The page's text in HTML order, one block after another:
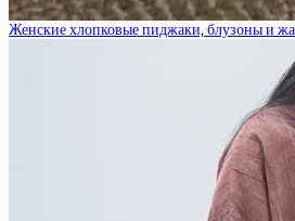
Женские хлопковые пиджаки, блузоны и